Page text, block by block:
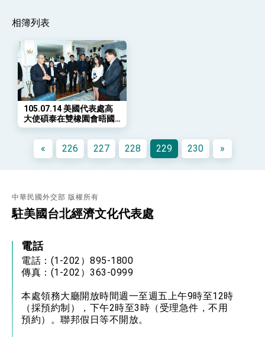
命運
變局中 奮起的新臺灣 總統發表國慶演說
總統發表執政周年談話 盼面對未來挑戰 堅持
團結 迎風轉型 穩健前行
賴總統就職演說影片
總統重要談話
外交部重要言論
我國政府將在美國亞利桑納州設立「駐鳳凰城辦
相簿列表
105.07.14 美國代表處高
大使碩泰在雙橡園會晤國
際領袖基金會青年親善代
« 226 227 228 229 230 »
中華民國外交部 版權所有
駐美國台北經濟文化代表處
電話
電話：(1-202）895-1800
傳真：(1-202）363-0999
本處領務大廳開放時間週一至週五上午9時至12時
（採預約制），下午2時至3時（受理急件，不用
預約）。聯邦假日等不開放。